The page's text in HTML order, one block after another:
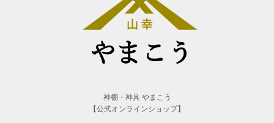
神棚・神具 やまこう
【公式オンラインショップ】